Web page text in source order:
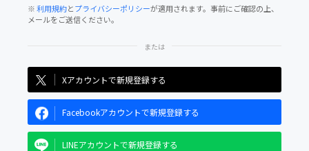
※利用規約とプライバシーポリシーが適用されます。事前にご確認の上、
メールをご送信ください。
Xアカウントで新規登録する
Facebookアカウントで新規登録する
LINEアカウントで新規登録する